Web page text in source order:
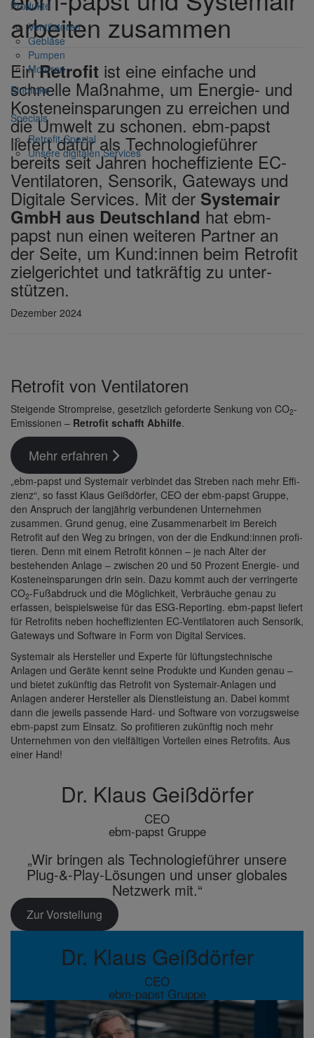
Produkte
Venti­la­toren
Gebläse
Pumpen
Motoren
Einblicke
Specials
Retrofit-Spezial
Unsere digi­talen Services
arbeiten zusammen
EinRetrofit ist eine einfache und
schnelle Maßnahme, um Energie- und
Kosten­ein­spa­rungen zu errei­chen und
die Umwelt zu schonen. ebm-papst
liefert dafür als Tech­no­lo­gie­führer
bereits seit Jahren hoch­ef­fi­zi­ente EC-
Venti­la­toren, Sensorik, Gate­ways und
Digi­tale Services. Mit der Systemair
GmbH aus Deutsch­land hat ebm-
papst nun einen weiteren Partner an
der Seite, um Kund:innen beim Retrofit
ziel­ge­richtet und tatkräftig zu unter­
stützen.
Dezember 2024
Retrofit von Venti­la­toren
Stei­gende Strom­preise, gesetz­lich gefor­derte Senkung von CO2-
Emis­sionen – Retrofit schafft Abhilfe.
Mehr erfahren
„ebm-papst und Systemair verbindet das Streben nach mehr Effi­
zienz“, so fasst Klaus Geiß­dörfer, CEO der ebm-papst Gruppe,
den Anspruch der lang­jährig verbun­denen Unter­nehmen
zusammen. Grund genug, eine Zusam­men­ar­beit im Bereich
Retrofit auf den Weg zu bringen, von der die Endkund:innen profi­
tieren. Denn mit einem Retrofit können – je nach Alter der
bestehenden Anlage – zwischen 20 und 50 Prozent Energie- und
Kosten­ein­spa­rungen drin sein. Dazu kommt auch der verrin­gerte
CO2-Fußab­druck und die Möglich­keit, Verbräuche genau zu
erfassen, beispiels­weise für das ESG-Reporting. ebm-papst liefert
für Retro­fits neben hoch­ef­fi­zi­enten EC-Venti­la­toren auch Sensorik,
Gate­ways und Soft­ware in Form von Digital Services.
Systemair als Hersteller und Experte für lüftungs­tech­ni­sche
Anlagen und Geräte kennt seine Produkte und Kunden genau –
und bietet zukünftig das Retrofit von Systemair-Anlagen und
Anlagen anderer Hersteller als Dienst­leis­tung an. Dabei kommt
dann die jeweils passende Hard- und Soft­ware von vorzugs­weise
ebm-papst zum Einsatz. So profi­tieren zukünftig noch mehr
Unter­nehmen von den viel­fäl­tigen Vorteilen eines Retro­fits. Aus
einer Hand!
Dr. Klaus Geiß­dörfer
CEO
ebm-papst Gruppe
„Wir bringen als Tech­no­lo­gie­führer unsere
Plug-&-Play-Lösungen und unser globales
Netz­werk mit.“
Zur Vorstel­lung
Dr. Klaus Geiß­dörfer
CEO
ebm-papst Gruppe